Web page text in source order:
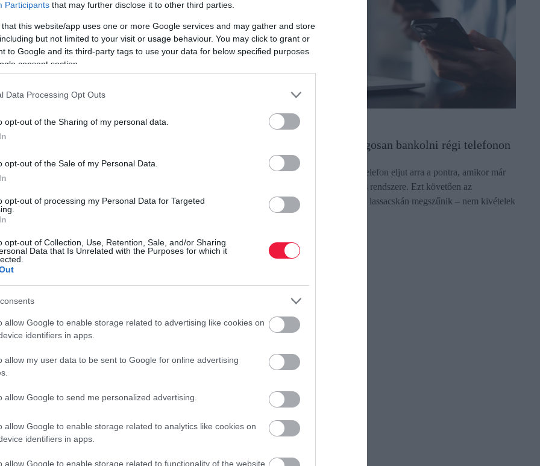
Participants that may further disclose it to other third parties.
that this website/app uses one or more Google services and may gather and store
but not limited to your visit or usage behaviour. You may click to grant or
to Google and its third-party tags to use your data for below specified purposes
consent section.
Data Processing Opt Outs
opt-out of the Sharing of my personal data.
opt-out of the Sale of my Personal Data.
opt-out of processing my Personal Data for Targeted
opt-out of Collection, Use, Retention, Sale, and/or Sharing
Data that Is Unrelated with the Purposes for which it
allow Google to enable storage related to advertising like cookies on
identifiers in apps.
allow my user data to be sent to Google for online advertising
allow Google to send me personalized advertising.
allow Google to enable storage related to analytics like cookies on
identifiers in apps.
allow Google to enable storage related to functionality of the website
év decembere, vagyis az akkori szabályok szerinti
januárjáig lehet visszamenőleg kérni a megállapítást.
évében érvényes valorizációs szorzókkal számítják ki.
ezekben a plusz juttatásokban először csak egy évvel
hogy a jogosult
szolgálati időre is, mivel a nyugdíjszámításnál
következő kerek évet, például negyvenegy év és 345 nap
cikkébenlehet olvasni a témáról.
nyugdíjrendszer, aggódik az EU
mire nyugdíjba mész
60 millió forintos időskori tőke eléréséhez – a kamatos
összeget kell fixen félretenni havonta az alapján,
még 35 év van a nyugdíjig, a kamatok hosszú ideig
PÉNZ
Eddig tudsz biztonságosan bankolni régi telefonon
Egy idő után minden okostelefon eljut arra a pontra, amikor már
nem frissíthető az operációs rendszere. Ezt követően az
alkalmazások támogatása is lassacskán megszűnik – nem kivételek
ez alól a banki…